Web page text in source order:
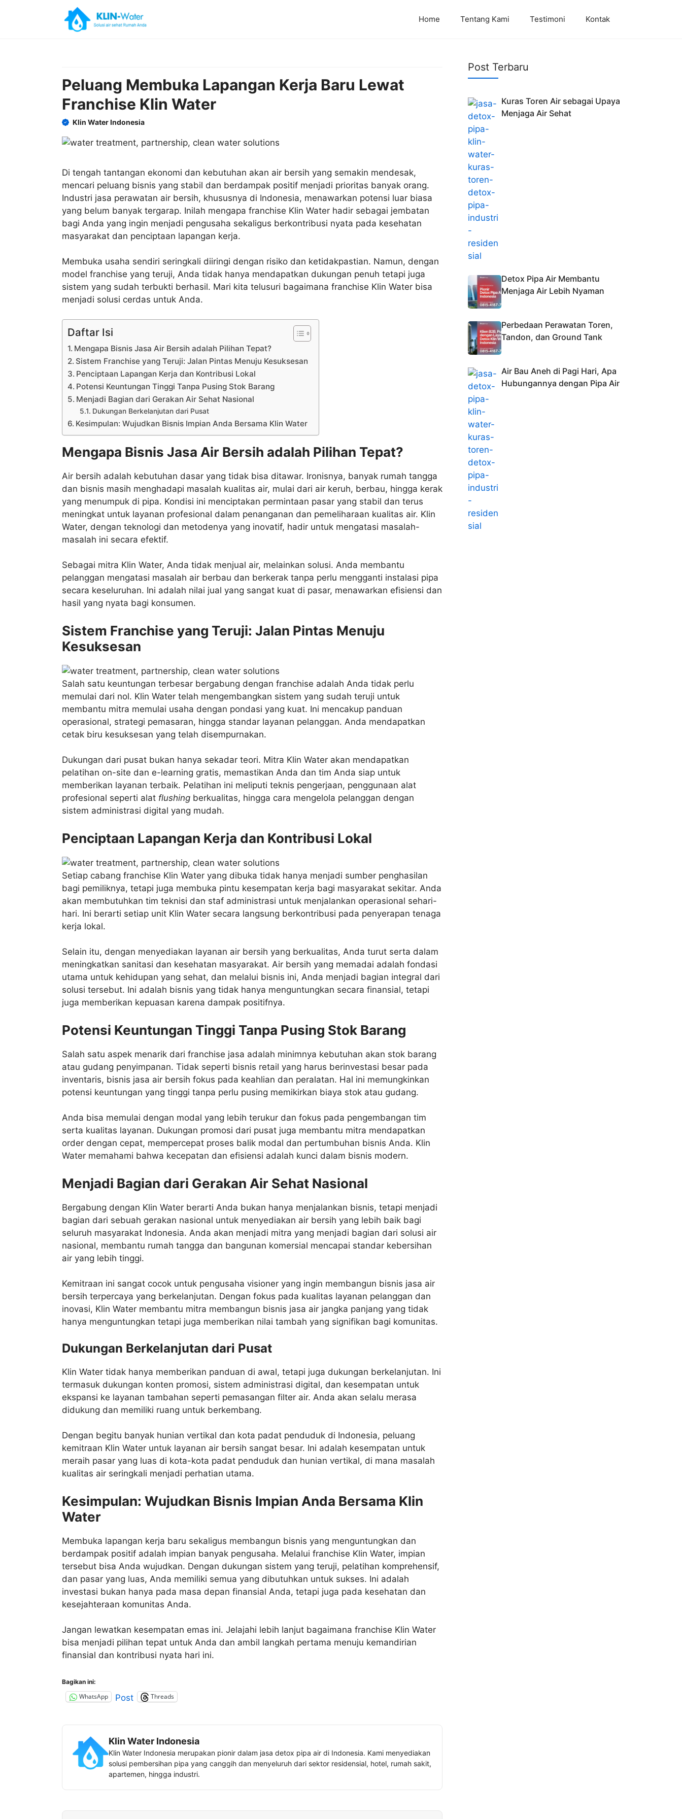
Home Tentang Kami Testimoni Kontak
Peluang Membuka Lapangan Kerja Baru Lewat
Franchise Klin Water
Klin Water Indonesia
Di tengah tantangan ekonomi dan kebutuhan akan air bersih yang semakin mendesak,
mencari peluang bisnis yang stabil dan berdampak positif menjadi prioritas banyak orang.
Industri jasa perawatan air bersih, khususnya di Indonesia, menawarkan potensi luar biasa
yang belum banyak tergarap. Inilah mengapa franchise Klin Water hadir sebagai jembatan
bagi Anda yang ingin menjadi pengusaha sekaligus berkontribusi nyata pada kesehatan
masyarakat dan penciptaan lapangan kerja.
Membuka usaha sendiri seringkali diiringi dengan risiko dan ketidakpastian. Namun, dengan
model franchise yang teruji, Anda tidak hanya mendapatkan dukungan penuh tetapi juga
sistem yang sudah terbukti berhasil. Mari kita telusuri bagaimana franchise Klin Water bisa
menjadi solusi cerdas untuk Anda.
Daftar Isi
Mengapa Bisnis Jasa Air Bersih adalah Pilihan Tepat?
Sistem Franchise yang Teruji: Jalan Pintas Menuju Kesuksesan
Penciptaan Lapangan Kerja dan Kontribusi Lokal
Potensi Keuntungan Tinggi Tanpa Pusing Stok Barang
Menjadi Bagian dari Gerakan Air Sehat Nasional
Dukungan Berkelanjutan dari Pusat
Kesimpulan: Wujudkan Bisnis Impian Anda Bersama Klin Water
Mengapa Bisnis Jasa Air Bersih adalah Pilihan Tepat?
Air bersih adalah kebutuhan dasar yang tidak bisa ditawar. Ironisnya, banyak rumah tangga
dan bisnis masih menghadapi masalah kualitas air, mulai dari air keruh, berbau, hingga kerak
yang menumpuk di pipa. Kondisi ini menciptakan permintaan pasar yang stabil dan terus
meningkat untuk layanan profesional dalam penanganan dan pemeliharaan kualitas air. Klin
Water, dengan teknologi dan metodenya yang inovatif, hadir untuk mengatasi masalah-
masalah ini secara efektif.
Sebagai mitra Klin Water, Anda tidak menjual air, melainkan solusi. Anda membantu
pelanggan mengatasi masalah air berbau dan berkerak tanpa perlu mengganti instalasi pipa
secara keseluruhan. Ini adalah nilai jual yang sangat kuat di pasar, menawarkan efisiensi dan
hasil yang nyata bagi konsumen.
Sistem Franchise yang Teruji: Jalan Pintas Menuju
Kesuksesan
Salah satu keuntungan terbesar bergabung dengan franchise adalah Anda tidak perlu
memulai dari nol. Klin Water telah mengembangkan sistem yang sudah teruji untuk
membantu mitra memulai usaha dengan pondasi yang kuat. Ini mencakup panduan
operasional, strategi pemasaran, hingga standar layanan pelanggan. Anda mendapatkan
cetak biru kesuksesan yang telah disempurnakan.
Dukungan dari pusat bukan hanya sekadar teori. Mitra Klin Water akan mendapatkan
pelatihan on-site dan e-learning gratis, memastikan Anda dan tim Anda siap untuk
memberikan layanan terbaik. Pelatihan ini meliputi teknis pengerjaan, penggunaan alat
profesional seperti alat flushing berkualitas, hingga cara mengelola pelanggan dengan
sistem administrasi digital yang mudah.
Penciptaan Lapangan Kerja dan Kontribusi Lokal
Setiap cabang franchise Klin Water yang dibuka tidak hanya menjadi sumber penghasilan
bagi pemiliknya, tetapi juga membuka pintu kesempatan kerja bagi masyarakat sekitar. Anda
akan membutuhkan tim teknisi dan staf administrasi untuk menjalankan operasional sehari-
hari. Ini berarti setiap unit Klin Water secara langsung berkontribusi pada penyerapan tenaga
kerja lokal.
Selain itu, dengan menyediakan layanan air bersih yang berkualitas, Anda turut serta dalam
meningkatkan sanitasi dan kesehatan masyarakat. Air bersih yang memadai adalah fondasi
utama untuk kehidupan yang sehat, dan melalui bisnis ini, Anda menjadi bagian integral dari
solusi tersebut. Ini adalah bisnis yang tidak hanya menguntungkan secara finansial, tetapi
juga memberikan kepuasan karena dampak positifnya.
Potensi Keuntungan Tinggi Tanpa Pusing Stok Barang
Salah satu aspek menarik dari franchise jasa adalah minimnya kebutuhan akan stok barang
atau gudang penyimpanan. Tidak seperti bisnis retail yang harus berinvestasi besar pada
inventaris, bisnis jasa air bersih fokus pada keahlian dan peralatan. Hal ini memungkinkan
potensi keuntungan yang tinggi tanpa perlu pusing memikirkan biaya stok atau gudang.
Anda bisa memulai dengan modal yang lebih terukur dan fokus pada pengembangan tim
serta kualitas layanan. Dukungan promosi dari pusat juga membantu mitra mendapatkan
order dengan cepat, mempercepat proses balik modal dan pertumbuhan bisnis Anda. Klin
Water memahami bahwa kecepatan dan efisiensi adalah kunci dalam bisnis modern.
Menjadi Bagian dari Gerakan Air Sehat Nasional
Bergabung dengan Klin Water berarti Anda bukan hanya menjalankan bisnis, tetapi menjadi
bagian dari sebuah gerakan nasional untuk menyediakan air bersih yang lebih baik bagi
seluruh masyarakat Indonesia. Anda akan menjadi mitra yang menjadi bagian dari solusi air
nasional, membantu rumah tangga dan bangunan komersial mencapai standar kebersihan
air yang lebih tinggi.
Kemitraan ini sangat cocok untuk pengusaha visioner yang ingin membangun bisnis jasa air
bersih terpercaya yang berkelanjutan. Dengan fokus pada kualitas layanan pelanggan dan
inovasi, Klin Water membantu mitra membangun bisnis jasa air jangka panjang yang tidak
hanya menguntungkan tetapi juga memberikan nilai tambah yang signifikan bagi komunitas.
Dukungan Berkelanjutan dari Pusat
Klin Water tidak hanya memberikan panduan di awal, tetapi juga dukungan berkelanjutan. Ini
termasuk dukungan konten promosi, sistem administrasi digital, dan kesempatan untuk
ekspansi ke layanan tambahan seperti pemasangan filter air. Anda akan selalu merasa
didukung dan memiliki ruang untuk berkembang.
Dengan begitu banyak hunian vertikal dan kota padat penduduk di Indonesia, peluang
kemitraan Klin Water untuk layanan air bersih sangat besar. Ini adalah kesempatan untuk
meraih pasar yang luas di kota-kota padat penduduk dan hunian vertikal, di mana masalah
kualitas air seringkali menjadi perhatian utama.
Kesimpulan: Wujudkan Bisnis Impian Anda Bersama Klin
Water
Membuka lapangan kerja baru sekaligus membangun bisnis yang menguntungkan dan
berdampak positif adalah impian banyak pengusaha. Melalui franchise Klin Water, impian
tersebut bisa Anda wujudkan. Dengan dukungan sistem yang teruji, pelatihan komprehensif,
dan pasar yang luas, Anda memiliki semua yang dibutuhkan untuk sukses. Ini adalah
investasi bukan hanya pada masa depan finansial Anda, tetapi juga pada kesehatan dan
kesejahteraan komunitas Anda.
Jangan lewatkan kesempatan emas ini. Jelajahi lebih lanjut bagaimana franchise Klin Water
bisa menjadi pilihan tepat untuk Anda dan ambil langkah pertama menuju kemandirian
finansial dan kontribusi nyata hari ini.
Bagikan ini:
WhatsApp Post Threads
Klin Water Indonesia
Klin Water Indonesia merupakan pionir dalam jasa detox pipa air di Indonesia. Kami menyediakan
solusi pembersihan pipa yang canggih dan menyeluruh dari sektor residensial, hotel, rumah sakit,
apartemen, hingga industri.
Post Terbaru
Kuras Toren Air sebagai Upaya
Menjaga Air Sehat
Detox Pipa Air Membantu
Menjaga Air Lebih Nyaman
Perbedaan Perawatan Toren,
Tandon, dan Ground Tank
Air Bau Aneh di Pagi Hari, Apa
Hubungannya dengan Pipa Air